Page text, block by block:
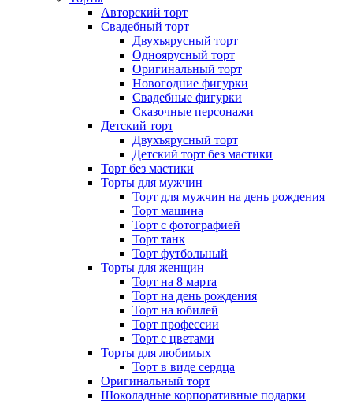
Авторский торт
Свадебный торт
Двухъярусный торт
Одноярусный торт
Оригинальный торт
Новогодние фигурки
Свадебные фигурки
Сказочные персонажи
Детский торт
Двухъярусный торт
Детский торт без мастики
Торт без мастики
Торты для мужчин
Торт для мужчин на день рождения
Торт машина
Торт с фотографией
Торт танк
Торт футбольный
Торты для женщин
Торт на 8 марта
Торт на день рождения
Торт на юбилей
Торт профессии
Торт с цветами
Торты для любимых
Торт в виде сердца
Оригинальный торт
Шоколадные корпоративные подарки